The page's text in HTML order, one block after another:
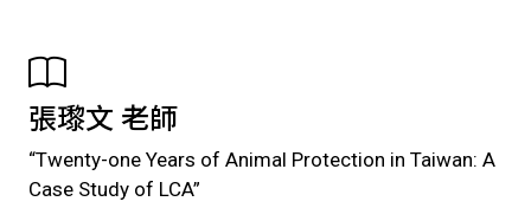
張瓈文 老師
“Twenty-one Years of Animal Protection in Taiwan: A
Case Study of LCA”